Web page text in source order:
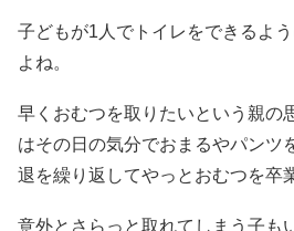
子どもが1人でトイレをできるよ
よね。
早くおむつを取りたいという親の
はその日の気分でおまるやパンツ
退を繰り返してやっとおむつを卒
意外とさらっと取れてしまう子も